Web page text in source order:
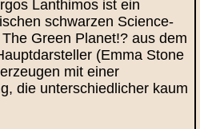
Lanthimos ist ein
schwarzen Science-
Green Planet!? aus dem
(Emma Stone
mit einer
die unterschiedlicher kaum